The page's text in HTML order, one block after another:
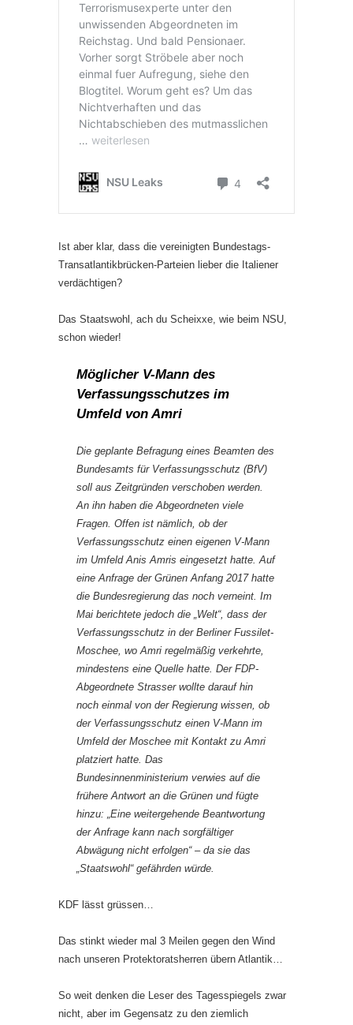
Ist aber klar, dass die vereinigten Bundestags-
Transatlantikbrücken-Parteien lieber die Italiener
verdächtigen?
Das Staatswohl, ach du Scheixxe, wie beim NSU,
schon wieder!
Möglicher V-Mann des
Verfassungsschutzes im
Umfeld von Amri
Die geplante Befragung eines Beamten des
Bundesamts für Verfassungsschutz (BfV)
soll aus Zeitgründen verschoben werden.
An ihn haben die Abgeordneten viele
Fragen. Offen ist nämlich, ob der
Verfassungsschutz einen eigenen V-Mann
im Umfeld Anis Amris eingesetzt hatte. Auf
eine Anfrage der Grünen Anfang 2017 hatte
die Bundesregierung das noch verneint. Im
Mai berichtete jedoch die „Welt“, dass der
Verfassungsschutz in der Berliner Fussilet-
Moschee, wo Amri regelmäßig verkehrte,
mindestens eine Quelle hatte. Der FDP-
Abgeordnete Strasser wollte darauf hin
noch einmal von der Regierung wissen, ob
der Verfassungsschutz einen V-Mann im
Umfeld der Moschee mit Kontakt zu Amri
platziert hatte. Das
Bundesinnenministerium verwies auf die
frühere Antwort an die Grünen und fügte
hinzu: „Eine weitergehende Beantwortung
der Anfrage kann nach sorgfältiger
Abwägung nicht erfolgen“ – da sie das
„Staatswohl“ gefährden würde.
KDF lässt grüssen…
Das stinkt wieder mal 3 Meilen gegen den Wind
nach unseren Protektoratsherren übern Atlantik…
So weit denken die Leser des Tagesspiegels zwar
nicht, aber im Gegensatz zu den ziemlich